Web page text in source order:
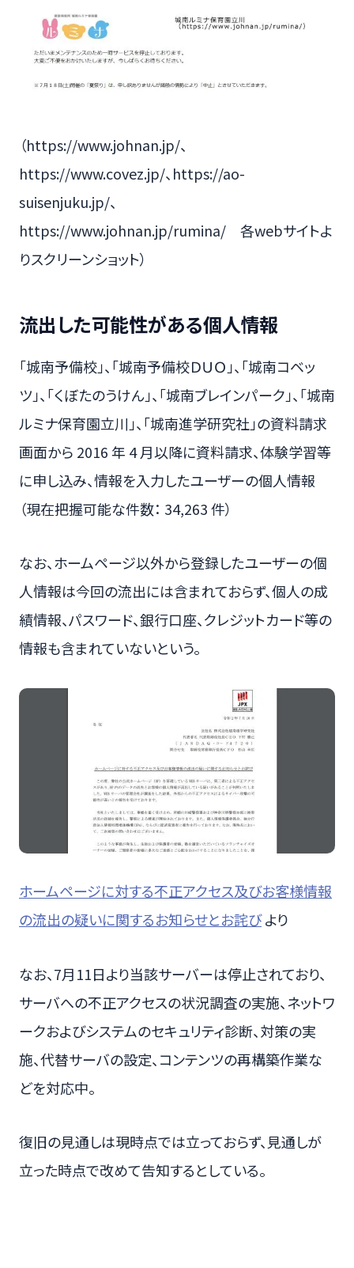
（https://www.johnan.jp/、
https://www.covez.jp/、https://ao-
suisenjuku.jp/、
https://www.johnan.jp/rumina/ 各webサイトよ
りスクリーンショット）
流出した可能性がある個人情報
「城南予備校」、「城南予備校ＤＵＯ」、「城南コベッ
ツ」、「くぼたのうけん」、「城南ブレインパーク」、「城南
ルミナ保育園立川」、「城南進学研究社」の資料請求
画面から 2016 年 4 月以降に資料請求、体験学習等
に申し込み、情報を入力したユーザーの個人情報
（現在把握可能な件数： 34,263 件）
なお、ホームページ以外から登録したユーザーの個
人情報は今回の流出には含まれておらず、個人の成
績情報、パスワード、銀行口座、クレジットカード等の
情報も含まれていないという。
ホームページに対する不正アクセス及びお客様情報
の流出の疑いに関するお知らせとお詫びより
なお、7月11日より当該サーバーは停止されており、
サーバへの不正アクセスの状況調査の実施、ネットワ
ークおよびシステムのセキュリティ診断、対策の実
施、代替サーバの設定、コンテンツの再構築作業な
どを対応中。
復旧の見通しは現時点では立っておらず、見通しが
立った時点で改めて告知するとしている。